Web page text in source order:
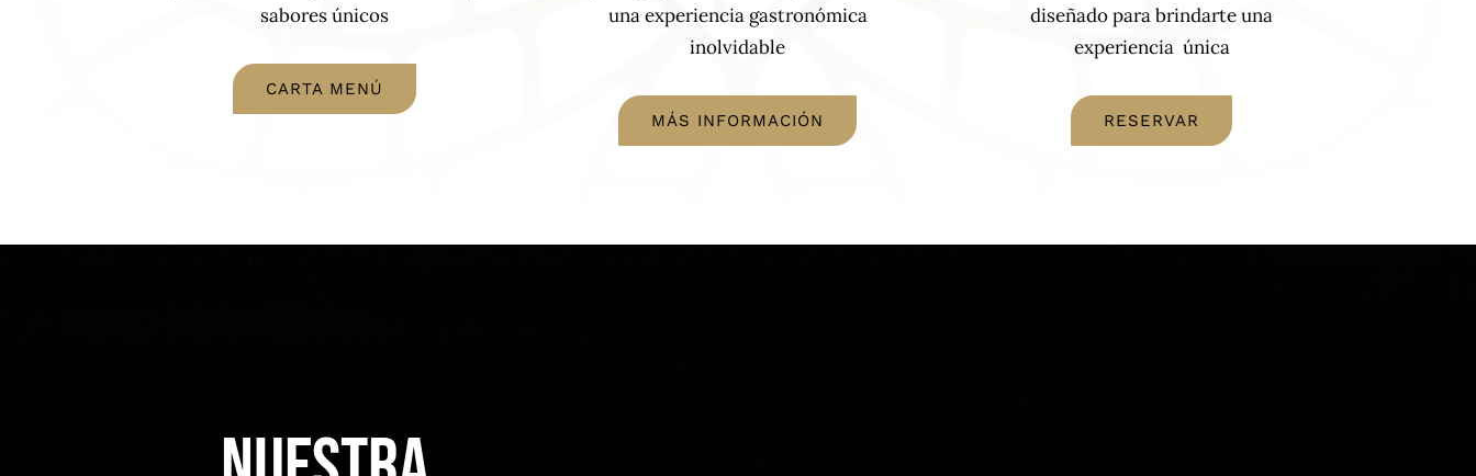
sabores únicos
CARTA MENÚ
una experiencia gastronómica
inolvidable
MÁS INFORMACIÓN
diseñado para brindarte una
experiencia única
RESERVAR